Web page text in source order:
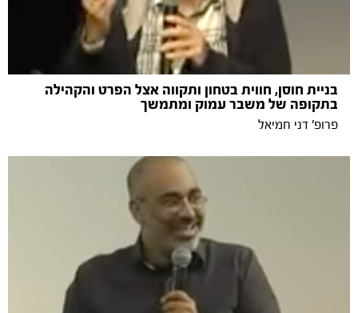
בניית חוסן, חווית בטחון ותקווה אצל הפרט והקהילה
בתקופה של משבר עמוק ומתמשך
פרופ' דני חמיאל